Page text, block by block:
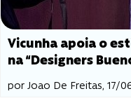
Vicunha apoia o
na “Designers
por Joao De Freitas, 17/